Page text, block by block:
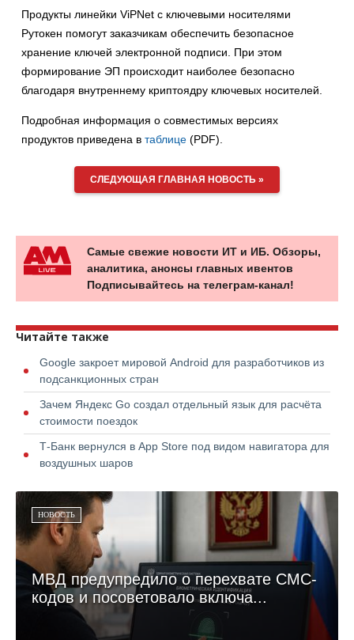
Продукты линейки ViPNet с ключевыми носителями
Рутокен помогут заказчикам обеспечить безопасное
хранение ключей электронной подписи. При этом
формирование ЭП происходит наиболее безопасно
благодаря внутреннему криптоядру ключевых носителей.
Подробная информация о совместимых версиях
продуктов приведена в таблице (PDF).
СЛЕДУЮЩАЯ ГЛАВНАЯ НОВОСТЬ »
Самые свежие новости ИТ и ИБ. Обзоры,
аналитика, анонсы главных ивентов
Подписывайтесь на телеграм-канал!
Читайте также
Google закроет мировой Android для разработчиков из
подсанкционных стран
Зачем Яндекс Go создал отдельный язык для расчёта
стоимости поездок
Т-Банк вернулся в App Store под видом навигатора для
воздушных шаров
НОВОСТЬ
МВД предупредило о перехвате СМС-
кодов и посоветовало включа...